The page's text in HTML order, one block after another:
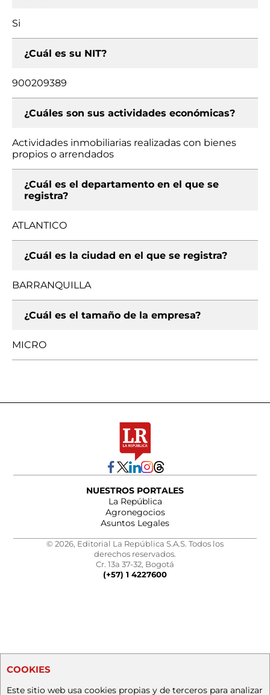
Si
¿Cuál es su NIT?
900209389
¿Cuáles son sus actividades económicas?
Actividades inmobiliarias realizadas con bienes
propios o arrendados
¿Cuál es el departamento en el que se
registra?
ATLANTICO
¿Cuál es la ciudad en el que se registra?
BARRANQUILLA
¿Cuál es el tamaño de la empresa?
MICRO
NUESTROS PORTALES
La República
Agronegocios
Asuntos Legales
© 2026, Editorial La República S.A.S. Todos los
derechos reservados.
Cr. 13a 37-32, Bogotá
(+57) 1 4227600
COOKIES
Este sitio web usa cookies propias y de terceros para analizar